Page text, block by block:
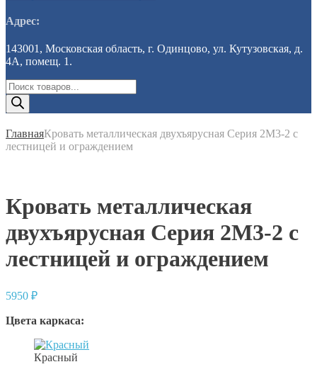
Адрес:
143001, Московская область, г. Одинцово, ул. Кутузовская, д.
4А, помещ. 1.
Поиск
товаров
ГлавнаяКровать металлическая двухъярусная Серия 2М3-2 с
лестницей и ограждением
Кровать металлическая
двухъярусная Серия 2М3-2 с
лестницей и ограждением
5950 ₽
Цвета каркаса:
Красный